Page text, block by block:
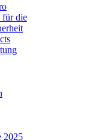
für die
2025